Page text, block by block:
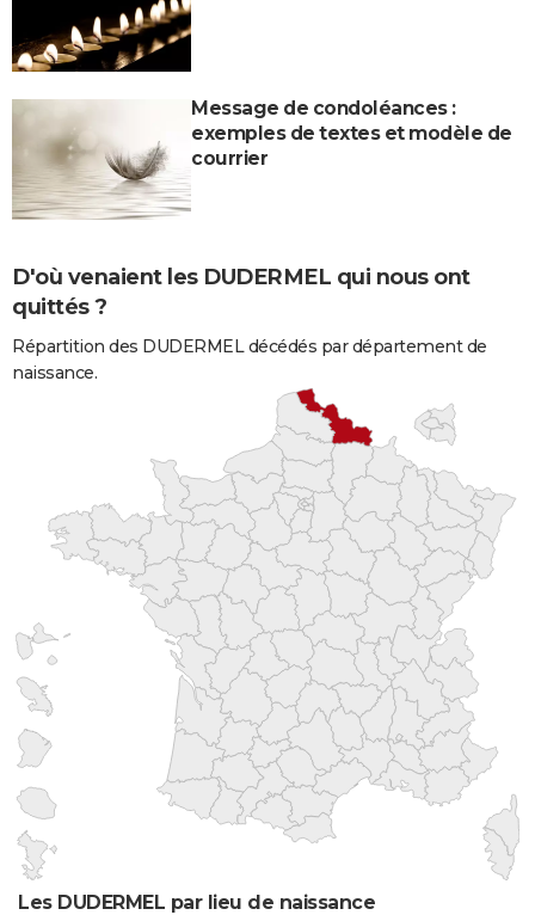
Message de condoléances :
exemples de textes et modèle de
courrier
D'où venaient les DUDERMEL qui nous ont
quittés ?
Répartition des DUDERMEL décédés par département de
naissance.
Les DUDERMEL par lieu de naissance